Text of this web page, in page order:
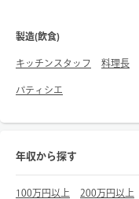
製造(飲食)
キッチンスタッフ 料理長
パティシエ
年収から探す
100万円以上 200万円以上